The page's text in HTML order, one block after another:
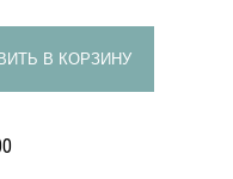
В КОРЗИНУ